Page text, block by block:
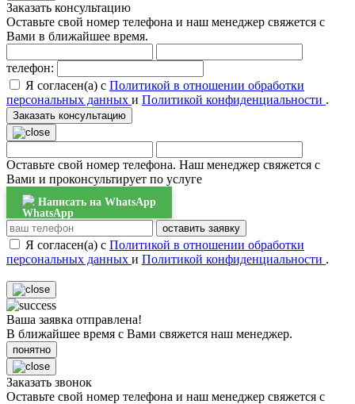
Заказать консультацию
Оставьте свой номер телефона и наш менеджер свяжется с
Вами в ближайшее время.
телефон:
Я согласен(а) с Политикой в отношении обработки
персональных данных и Политикой конфиденциальности .
Заказать консультацию
Оставьте свой номер телефона. Наш менеджер свяжется с
Вами и проконсультирует по услуге
Написать на WhatsApp
оставить заявку
Я согласен(а) с Политикой в отношении обработки
персональных данных и Политикой конфиденциальности .
Ваша заявка отправлена!
В ближайшее время с Вами свяжется наш менеджер.
понятно
Заказать звонок
Оставьте свой номер телефона и наш менеджер свяжется с